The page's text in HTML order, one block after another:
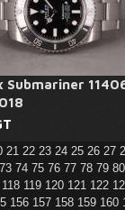
Submariner
21 22 23 24 25 26 27
73 74 75 76 77 78 79
118 119 120 121 122
156 157 158 159 160